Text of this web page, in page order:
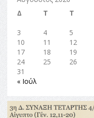
Δ
Τ Τ
3
4 5
10
11 12
17
18 19
24
25 26
31
« Ιούλ